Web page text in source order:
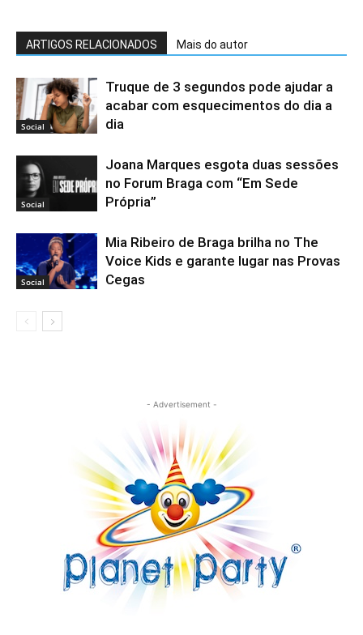
ARTIGOS RELACIONADOS Mais do autor
Social
Truque de 3 segundos pode ajudar a
acabar com esquecimentos do dia a
dia
Social
Joana Marques esgota duas sessões
no Forum Braga com “Em Sede
Própria”
Social
Mia Ribeiro de Braga brilha no The
Voice Kids e garante lugar nas Provas
Cegas
- Advertisement -